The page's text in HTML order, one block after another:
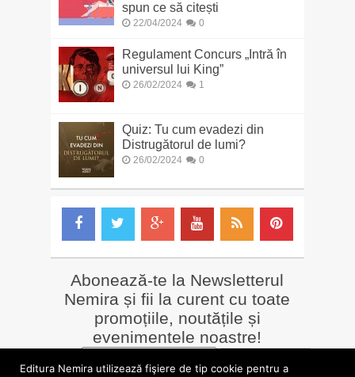
spun ce să citești
22/04/2024 0
Regulament Concurs „Intră în
universul lui King”
26/02/2024 1
Quiz: Tu cum evadezi din
Distrugătorul de lumi?
26/02/2024 0
Abonează-te la Newsletterul
Nemira și fii la curent cu toate
promoțiile, noutățile și
evenimentele noastre!
Editura Nemira utilizează fişiere de tip cookie pentru a